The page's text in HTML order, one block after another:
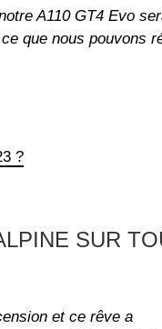
A110 GT4 Evo
que nous pouvons
?
SUR
et ce rêve a